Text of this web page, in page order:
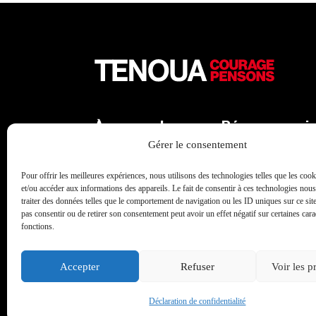
Gérer le consentement
Pour offrir les meilleures expériences, nous utilisons des technologies telles que les
et/ou accéder aux informations des appareils. Le fait de consentir à ces technologies
traiter des données telles que le comportement de navigation ou les ID uniques sur ce
pas consentir ou de retirer son consentement peut avoir un effet négatif sur certaines
fonctions.
Accepter Refuser Voir les
Déclaration de confidentialité
À propos de
L'équipe
Les partenaires
Archives
Réseaux
X
Facebook
Instagram
Linkedin